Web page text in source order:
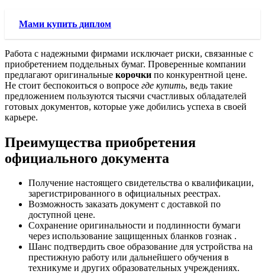
Мами купить диплом
Работа с надежными фирмами исключает риски, связанные с
приобретением поддельных бумаг. Проверенные компании
предлагают оригинальные корочки по конкурентной цене.
Не стоит беспокоиться о вопросе где купить, ведь такие
предложением пользуются тысячи счастливых обладателей
готовых документов, которые уже добились успеха в своей
карьере.
Преимущества приобретения
официального документа
Получение настоящего свидетельства о квалификации,
зарегистрированного в официальных реестрах.
Возможность заказать документ с доставкой по
доступной цене.
Сохранение оригинальности и подлинности бумаги
через использование защищенных бланков гознак .
Шанс подтвердить свое образование для устройства на
престижную работу или дальнейшего обучения в
техникуме и других образовательных учреждениях.